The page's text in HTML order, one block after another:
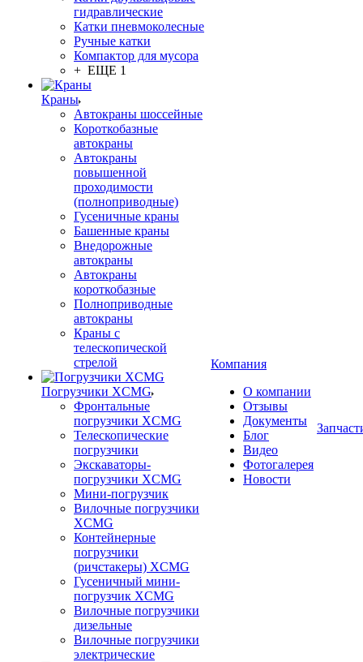
гидравлические
Катки пневмоколесные
Ручные катки
Компактор для мусора
+ ЕЩЕ 1
Краны
Автокраны шоссейные
Короткобазные
автокраны
Автокраны
повышенной
проходимости
(полноприводные)
Гусеничные краны
Башенные краны
Внедорожные
автокраны
Автокраны
короткобазные
Полноприводные
автокраны
Краны с
телескопической
стрелой
Погрузчики XCMG
Фронтальные
погрузчики XCMG
Телескопические
погрузчики
Экскаваторы-
погрузчики XCMG
Мини-погрузчик
Вилочные погрузчики
XCMG
Контейнерные
погрузчики
(ричстакеры) XCMG
Гусеничный мини-
погрузчик XCMG
Вилочные погрузчики
дизельные
Вилочные погрузчики
электрические
Компания
О компании
Отзывы
Документы
Блог
Видео
Фотогалерея
Новости